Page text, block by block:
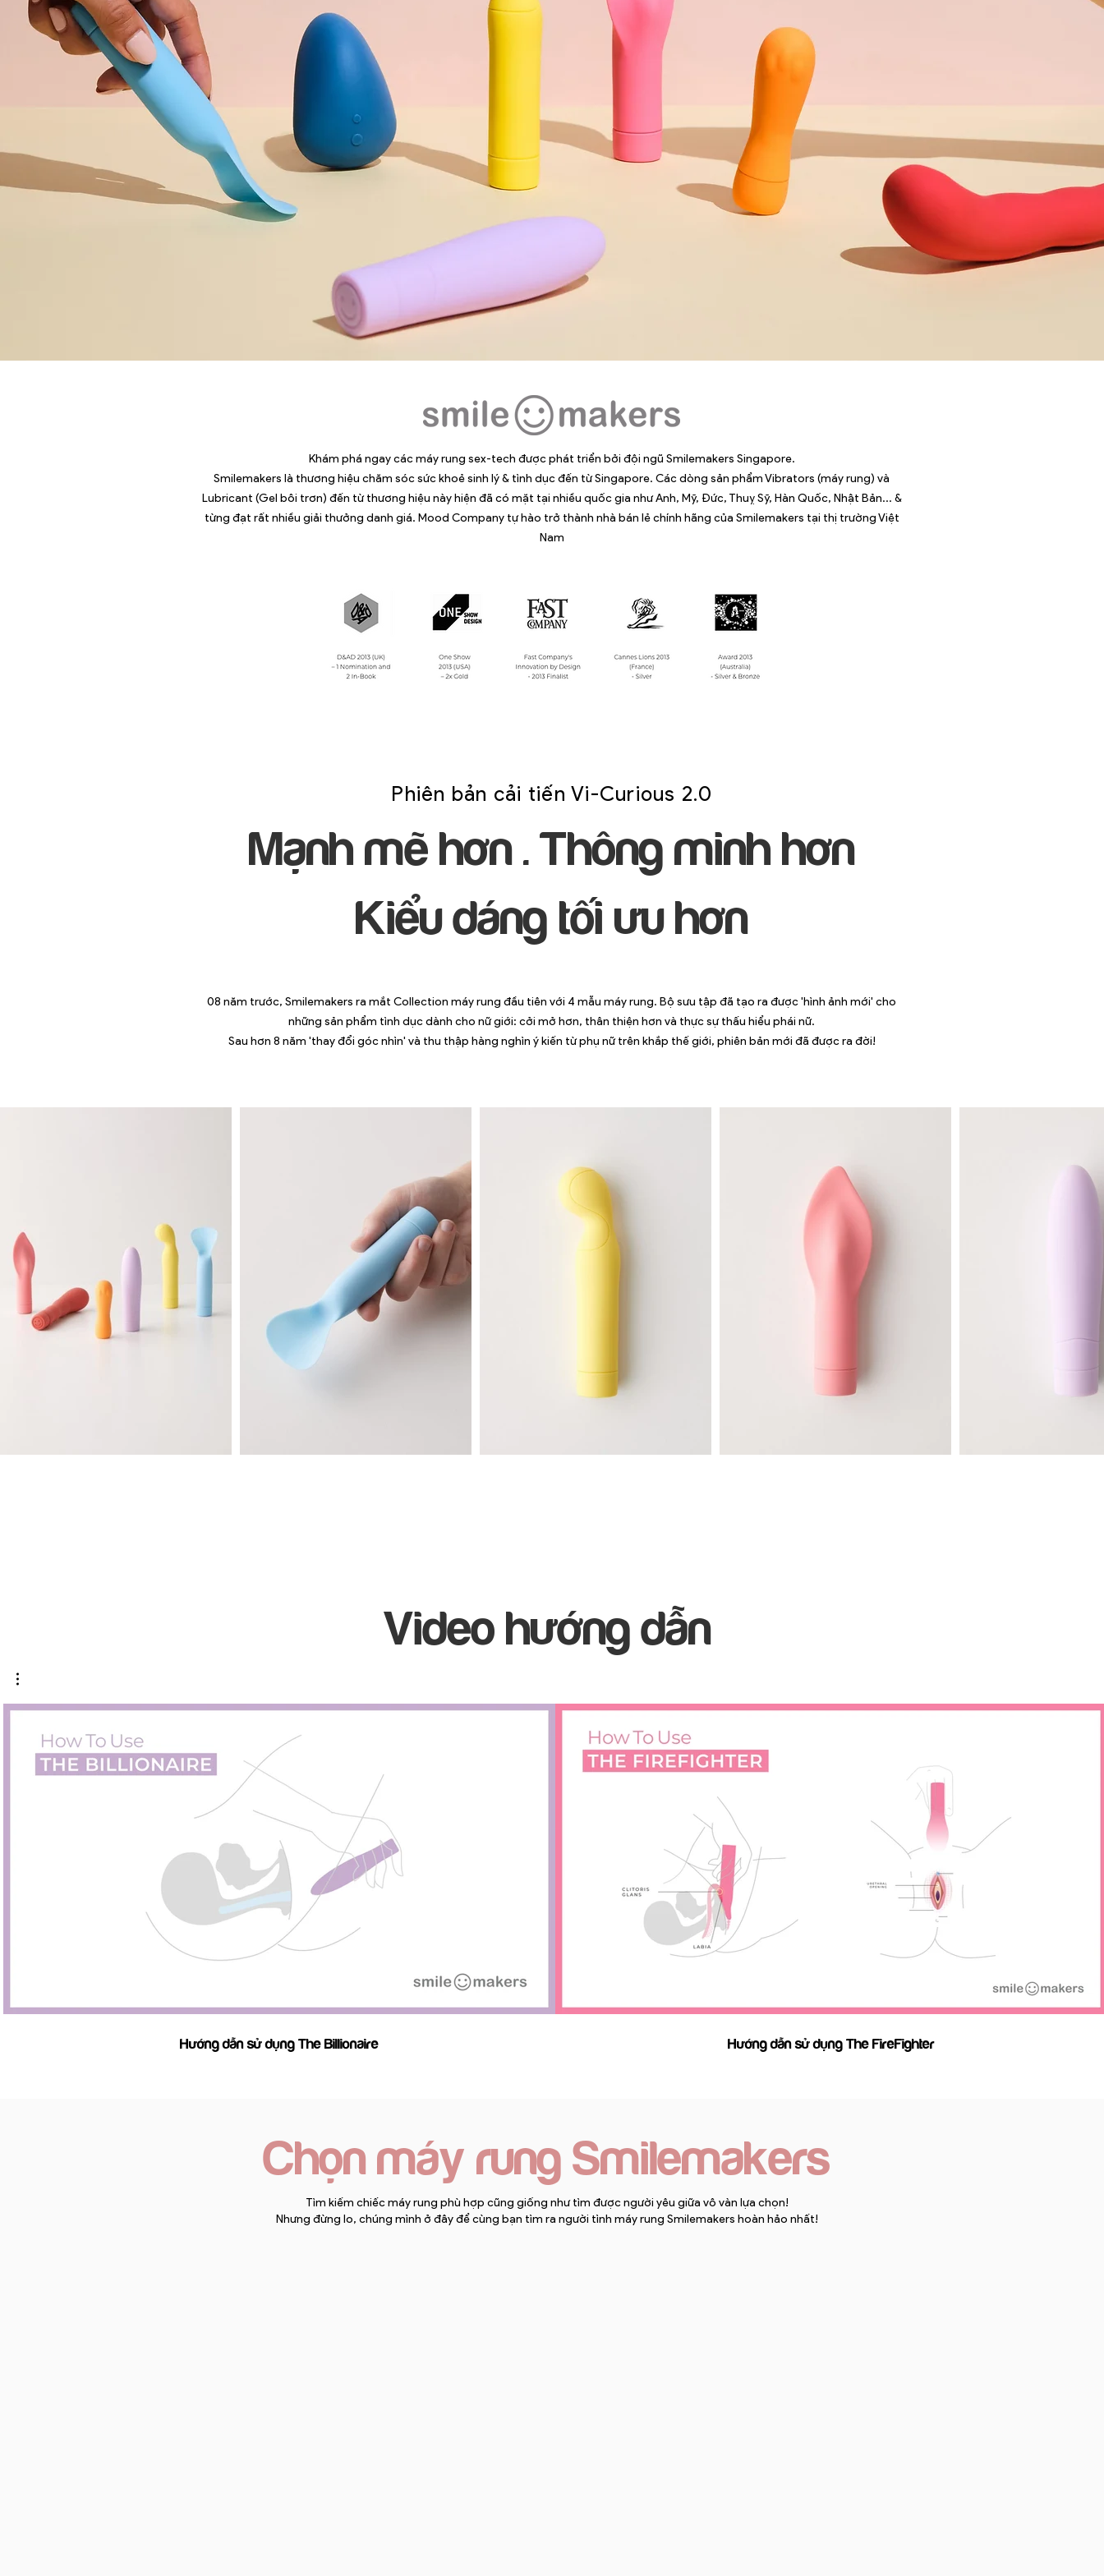
​Khám phá ngay các máy rung sex-tech được phát triển bởi đội ngũ Smilemakers Singapore.
Smilemakers là thương hiệu chăm sóc sức khoẻ sinh lý & tình dục đến từ Singapore. Các dòng sản phẩm Vibrators (máy rung) và
Lubricant (Gel bôi trơn) đến từ thương hiệu này hiện đã có mặt tại nhiều quốc gia như Anh, Mỹ, Đức, Thuỵ Sỹ, Hàn Quốc, Nhật Bản... &
từng đạt rất nhiều giải thưởng danh giá. Mood Company tự hào trở thành nhà bán lẻ chính hãng của Smilemakers tại thị trường Việt
Nam
Phiên bản cải tiến Vi-Curious 2.0
Mạnh mẽ hơn . Thông minh hơn
Kiểu dáng tối ưu hơn
08 năm trước, Smilemakers ra mắt Collection máy rung đầu tiên với 4 mẫu máy rung. Bộ sưu tập đã tạo ra được 'hình ảnh mới' cho
những sản phẩm tình dục dành cho nữ giới: cởi mở hơn, thân thiện hơn và thực sự thấu hiểu phái nữ.
Sau hơn 8 năm 'thay đổi góc nhìn' và thu thập hàng nghìn ý kiến từ phụ nữ trên khắp thế giới, phiên bản mới đã được ra đời!
​Video hướng dẫn
Phát video
Hướng dẫn sử dụng The Billionaire Hướng dẫn sử dụng The FireFighter
​Chọn máy rung Smilemakers
Tìm kiếm chiếc máy rung phù hợp cũng giống như tìm được người yêu giữa vô vàn lựa chọn!
​Nhưng đừng lo, chúng mình ở đây để cùng bạn tìm ra người tình máy rung Smilemakers hoàn hảo nhất!